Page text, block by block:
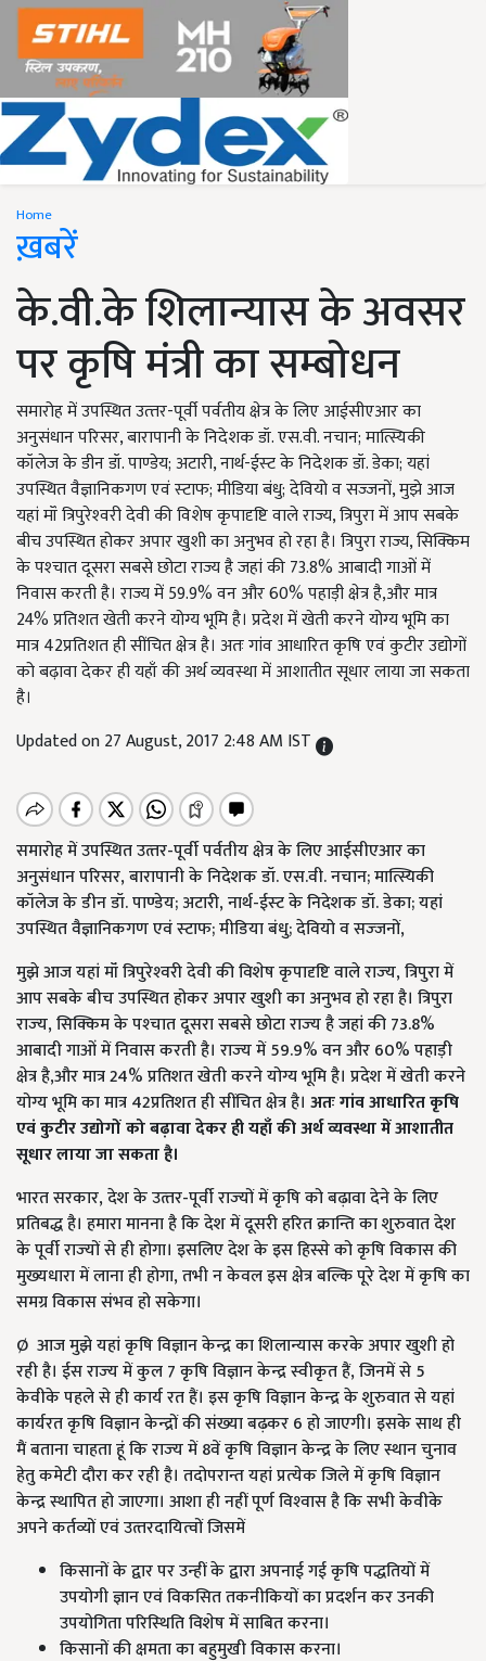
Home
ख़बरें
के.वी.के शिलान्यास के अवसर
पर कृषि मंत्री का सम्बोधन
समारोह में उपस्थित उत्‍तर-पूर्वी पर्वतीय क्षेत्र के लिए आईसीएआर का
अनुसंधान परिसर, बारापानी के निदेशक डॉ. एस.वी. नचान; मात्स्यिकी
कॉलेज के डीन डॉ. पाण्‍डेय; अटारी, नार्थ-ईस्‍ट के निदेशक डॉ. डेका; यहां
उपस्थित वैज्ञानिकगण एवं स्‍टाफ; मीडिया बंधु; देवियो व सज्‍जनों, मुझे आज
यहां मॉं त्रिपुरेश्‍वरी देवी की विशेष कृपादृष्टि वाले राज्‍य, त्रिपुरा में आप सबके
बीच उपस्थित होकर अपार खुशी का अनुभव हो रहा है। त्रिपुरा राज्‍य, सिक्किम
के पश्‍चात दूसरा सबसे छोटा राज्‍य है जहां की 73.8% आबादी गाओं में
निवास करती है। राज्‍य में 59.9% वन और 60% पहाड़ी क्षेत्र है,और मात्र
24% प्रतिशत खेती करने योग्य भूमि है। प्रदेश में खेती करने योग्‍य भूमि का
मात्र 42प्रतिशत ही सींचित क्षेत्र है। अतः गांव आधारित कृषि एवं कुटीर उद्योगों
को बढ़ावा देकर ही यहाँ की अर्थ व्यवस्था में आशातीत सूधार लाया जा सकता
है।
Updated on 27 August, 2017 2:48 AM IST
समारोह में उपस्थित उत्‍तर-पूर्वी पर्वतीय क्षेत्र के लिए आईसीएआर का
अनुसंधान परिसर, बारापानी के निदेशक डॉ. एस.वी. नचान; मात्स्यिकी
कॉलेज के डीन डॉ. पाण्‍डेय; अटारी, नार्थ-ईस्‍ट के निदेशक डॉ. डेका; यहां
उपस्थित वैज्ञानिकगण एवं स्‍टाफ; मीडिया बंधु; देवियो व सज्‍जनों,
मुझे आज यहां मॉं त्रिपुरेश्‍वरी देवी की विशेष कृपादृष्टि वाले राज्‍य, त्रिपुरा में
आप सबके बीच उपस्थित होकर अपार खुशी का अनुभव हो रहा है। त्रिपुरा
राज्‍य, सिक्किम के पश्‍चात दूसरा सबसे छोटा राज्‍य है जहां की 73.8%
आबादी गाओं में निवास करती है। राज्‍य में 59.9% वन और 60% पहाड़ी
क्षेत्र है,और मात्र 24% प्रतिशत खेती करने योग्य भूमि है। प्रदेश में खेती करने
योग्‍य भूमि का मात्र 42प्रतिशत ही सींचित क्षेत्र है। अतः गांव आधारित कृषि
एवं कुटीर उद्योगों को बढ़ावा देकर ही यहाँ की अर्थ व्यवस्था में आशातीत
सूधार लाया जा सकता है।
भारत सरकार, देश के उत्‍तर-पूर्वी राज्‍यों में कृषि को बढ़ावा देने के लिए
प्रतिबद्ध है। हमारा मानना है कि देश में दूसरी हरित क्रान्ति का शुरुवात देश
के पूर्वी राज्‍यों से ही होगा। इसलिए देश के इस हिस्से को कृषि विकास की
मुख्‍यधारा में लाना ही होगा, तभी न केवल इस क्षेत्र बल्कि पूरे देश में कृषि का
समग्र विकास संभव हो सकेगा।
Ø आज मुझे यहां कृषि विज्ञान केन्‍द्र का शिलान्‍यास करके अपार खुशी हो
रही है। ईस राज्‍य में कुल 7 कृषि विज्ञान केन्‍द्र स्‍वीकृत हैं, जिनमें से 5
केवीके पहले से ही कार्य रत हैं। इस कृषि विज्ञान केन्‍द्र के शुरुवात से यहां
कार्यरत कृषि विज्ञान केन्‍द्रों की संख्‍या बढ़कर 6 हो जाएगी। इसके साथ ही
मैं बताना चाहता हूं कि राज्‍य में 8वें कृषि विज्ञान केन्‍द्र के लिए स्थान चुनाव
हेतु कमेटी दौरा कर रही है। तदोपरान्त यहां प्रत्‍येक जिले में कृषि विज्ञान
केन्‍द्र स्‍थापित हो जाएगा। आशा ही नहीं पूर्ण विश्‍वास है कि सभी केवीके
अपने कर्तव्यों एवं उत्‍तरदायित्‍वों जिसमें
किसानों के द्वार पर उन्‍हीं के द्वारा अपनाई गई कृषि पद्धतियों में
उपयोगी ज्ञान एवं विकसित तकनीकियों का प्रदर्शन कर उनकी
उपयोगिता परिस्‍थिति विशेष में साबित करना।
किसानों की क्षमता का बहुमुखी विकास करना।